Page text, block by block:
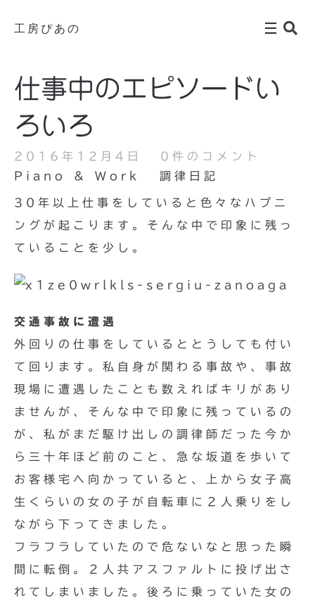
工房ぴあの
仕事中のエピソードい
ろいろ
2016年12月4日
0件のコメント
Piano & Work
調律日記
30年以上仕事をしていると色々なハプニ
ングが起こります。そんな中で印象に残っ
ていることを少し。
交通事故に遭遇
外回りの仕事をしているととうしても付い
て回ります。私自身が関わる事故や、事故
現場に遭遇したことも数えればキリがあり
ませんが、そんな中で印象に残っているの
が、私がまだ駆け出しの調律師だった今か
ら三十年ほど前のこと、急な坂道を歩いて
お客様宅へ向かっていると、上から女子高
生くらいの女の子が自転車に２人乗りをし
ながら下ってきました。
フラフラしていたので危ないなと思った瞬
間に転倒。２人共アスファルトに投げ出さ
れてしまいました。後ろに乗っていた女の